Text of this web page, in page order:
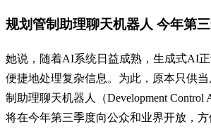
规划管制助理聊天机器人 今年第
她说，随着AI系统日益成熟，生成式AI
便捷地处理复杂信息。为此，原本只供
制助理聊天机器人（Development Control
将在今年第三季度向公众和业界开放，